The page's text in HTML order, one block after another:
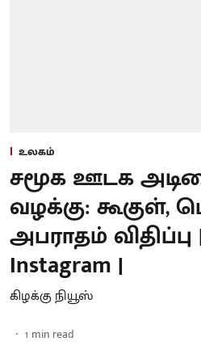
உலகம்
சமூக ஊடக
வழக்கு: கூகுள்,
அபராதம் விதிப்பு
Instagram |
கிழக்கு நியூஸ்
1 min read